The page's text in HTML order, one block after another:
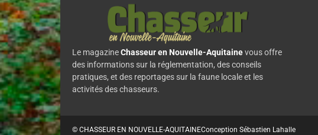
Le magazineChasseur en Nouvelle-Aquitainevous offre
des informations sur la réglementation, des conseils
pratiques, et des reportages sur la faune locale et les
activités des chasseurs.
© CHASSEUR EN NOUVELLE-AQUITAINEConception Sébastien Lahalle